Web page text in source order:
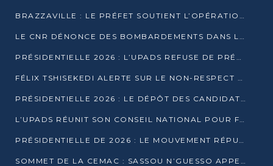
BRAZZAVILLE : LE PRÉFET SOUTIENT L’OPÉRATION « ZÉRO KULUNA » ET APPELLE À LA VIGILANCE CITOYENNE
LE CNR DÉNONCE DES BOMBARDEMENTS DANS LE POOL ET ACCUSE LE GOUVERNEMENT
PRÉSIDENTIELLE 2026 : L’UPADS REFUSE DE PRÉSENTER UN CANDIDAT ET DÉNONCE UN PROCESSUS NON CRÉDIBLE
FÉLIX TSHISEKEDI ALERTE SUR LE NON-RESPECT DES ENGAGEMENTS DE PAIX APRÈS SA RENCONTRE AVEC D. SASSOU-NGUESSO
PRÉSIDENTIELLE 2026 : LE DÉPÔT DES CANDIDATURES OUVERT DU 29 JANVIER AU 12 FÉVRIER
L’UPADS RÉUNIT SON CONSEIL NATIONAL POUR FIXER SA LIGNE POLITIQUE À DEUX MOIS DE LA PRÉSIDENTIELLE
PRÉSIDENTIELLE DE 2026 : LE MOUVEMENT RÉPUBLICAIN DÉNONCE UNE CONVOCATION ÉLECTORALE « OPAQUE ET PRÉCIPITÉE »
SOMMET DE LA CEMAC : SASSOU N’GUESSO APPELLE À LA VIGILANCE FACE AUX RISQUES ÉCONOMIQUES